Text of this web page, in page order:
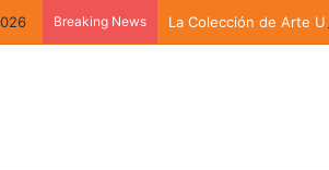
Breaking News La Colección de Arte